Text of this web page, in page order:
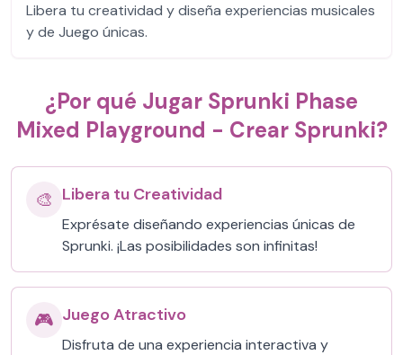
Libera tu creatividad y diseña experiencias musicales
y de Juego únicas.
¿Por qué Jugar Sprunki Phase
Mixed Playground - Crear Sprunki?
🎨 Libera tu Creatividad
Exprésate diseñando experiencias únicas de
Sprunki. ¡Las posibilidades son infinitas!
🎮 Juego Atractivo
Disfruta de una experiencia interactiva y